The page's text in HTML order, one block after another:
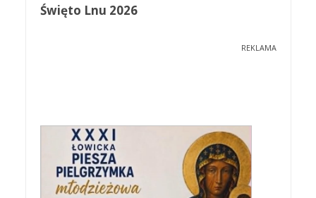
Święto Lnu 2026
REKLAMA